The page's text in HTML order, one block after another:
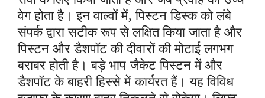
वेग होता है। इन वाल्वों में, पिस्टन डिस्क को लंबे
संपर्क द्वारा सटीक रूप से लक्षित किया जाता है और
पिस्टन और डैशपॉट की दीवारों की मोटाई लगभग
बराबर होती है। बड़े भाप जैकेट पिस्टन में और
डैशपॉट के बाहरी हिस्से में कार्यरत हैं। यह विविध